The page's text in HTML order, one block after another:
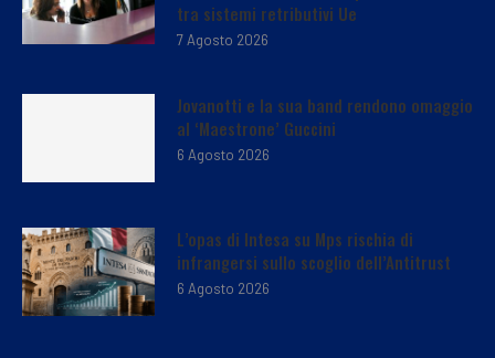
tra sistemi retributivi Ue
7 Agosto 2026
Jovanotti e la sua band rendono omaggio
al ‘Maestrone’ Guccini
6 Agosto 2026
L’opas di Intesa su Mps rischia di
infrangersi sullo scoglio dell’Antitrust
6 Agosto 2026